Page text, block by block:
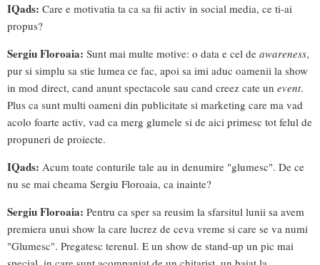
IQads: Care e motivatia ta ca sa fii activ in social media, ce ti-ai
propus?
Sergiu Floroaia: Sunt mai multe motive: o data e cel de awareness,
pur si simplu sa stie lumea ce fac, apoi sa imi aduc oamenii la show
in mod direct, cand anunt spectacole sau cand creez cate un event.
Plus ca sunt multi oameni din publicitate si marketing care ma vad
acolo foarte activ, vad ca merg glumele si de aici primesc tot felul de
propuneri de proiecte.
IQads: Acum toate conturile tale au in denumire "glumesc". De ce
nu se mai cheama Sergiu Floroaia, ca inainte?
Sergiu Floroaia: Pentru ca sper sa reusim la sfarsitul lunii sa avem
premiera unui show la care lucrez de ceva vreme si care se va numi
"Glumesc". Pregatesc terenul. E un show de stand-up un pic mai